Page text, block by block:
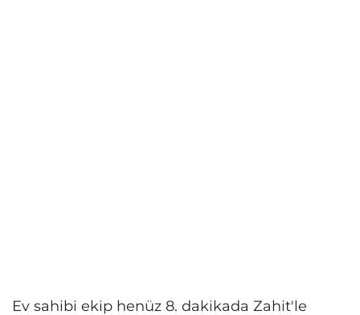
Ev sahibi ekip henüz 8. dakikada Zahit'le